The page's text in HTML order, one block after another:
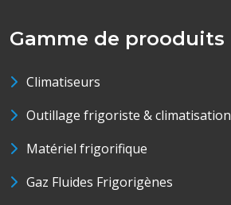
Gamme de prooduits
Climatiseurs
Outillage frigoriste & climatisation
Matériel frigorifique
Gaz Fluides Frigorigènes